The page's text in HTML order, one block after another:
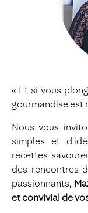
« Et si vous
gourmandise est
Nous vous
simples et
recettes
des rencontres
passionnants,
et convivial de